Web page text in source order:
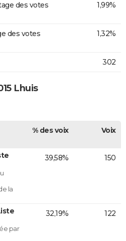
des votes
1,99%
des votes
1,32%
302
Lhuis
% des voix Voix
la
39,58% 150
par
32,19% 122